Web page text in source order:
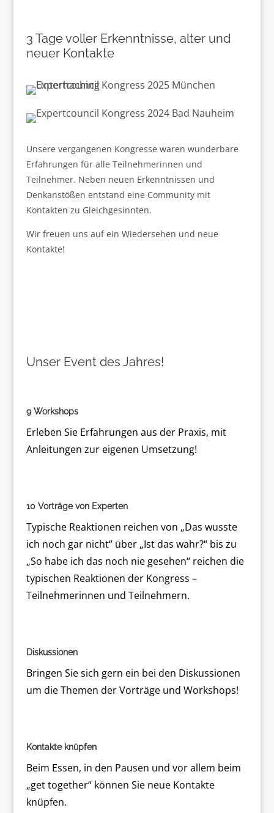
3 Tage voller Erkenntnisse, alter und
neuer Kontakte
Unsere vergangenen Kongresse waren wunderbare
Erfahrungen für alle Teilnehmerinnen und
Teilnehmer. Neben neuen Erkenntnissen und
Denkanstößen entstand eine Community mit
Kontakten zu Gleichgesinnten.
Wir freuen uns auf ein Wiedersehen und neue
Kontakte!
Unser Event des Jahres!
9 Workshops
Erleben Sie Erfahrungen aus der Praxis, mit
Anleitungen zur eigenen Umsetzung!
10 Vorträge von Experten
Typische Reaktionen reichen von „Das wusste
ich noch gar nicht“ über „Ist das wahr?“ bis zu
„So habe ich das noch nie gesehen“ reichen die
typischen Reaktionen der Kongress –
Teilnehmerinnen und Teilnehmern.
Diskussionen
Bringen Sie sich gern ein bei den Diskussionen
um die Themen der Vorträge und Workshops!
Kontakte knüpfen
Beim Essen, in den Pausen und vor allem beim
„get together“ können Sie neue Kontakte
knüpfen.